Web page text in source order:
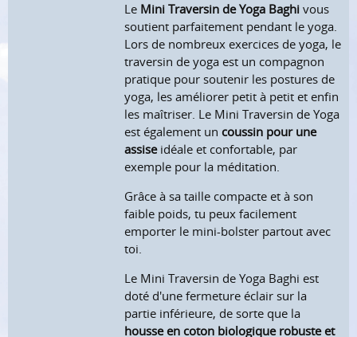
Le Mini Traversin de Yoga Baghi vous
soutient parfaitement pendant le yoga.
Lors de nombreux exercices de yoga, le
traversin de yoga est un compagnon
pratique pour soutenir les postures de
yoga, les améliorer petit à petit et enfin
les maîtriser. Le Mini Traversin de Yoga
est également uncoussin pour une
assiseidéale et confortable, par
exemple pour la méditation.
Grâce à sa taille compacte et à son
faible poids, tu peux facilement
emporter le mini-bolster partout avec
toi.
Le Mini Traversin de Yoga Baghi est
doté d'une fermeture éclair sur la
partie inférieure, de sorte que la
housse en coton biologique robuste et